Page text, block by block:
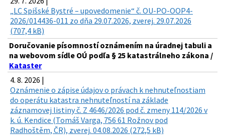
„LC Spišské Bystré – upovedomenie“ č. OU-PO-OOP4-
2026/014436-011 zo dňa 29.07.2026, zverej. 29.07.2026
(707,4 kB)
Doručovanie písomností oznámením na úradnej tabuli a
na webovom sídle OÚ podľa § 25 katastrálneho zákona /
Kataster
4. 8. 2026 |
Oznámenie o zápise údajov o právach k nehnuteľnostiam
do operátu katastra nehnuteľností na základe
záznamovej listiny č. Z 4646/2026 pod č. zmeny 114/2026 v
k. ú. Kendice (Tomáš Varga, 756 61 Rožnov pod
Radhoštěm, ČR), zverej. 04.08.2026 (272,5 kB)